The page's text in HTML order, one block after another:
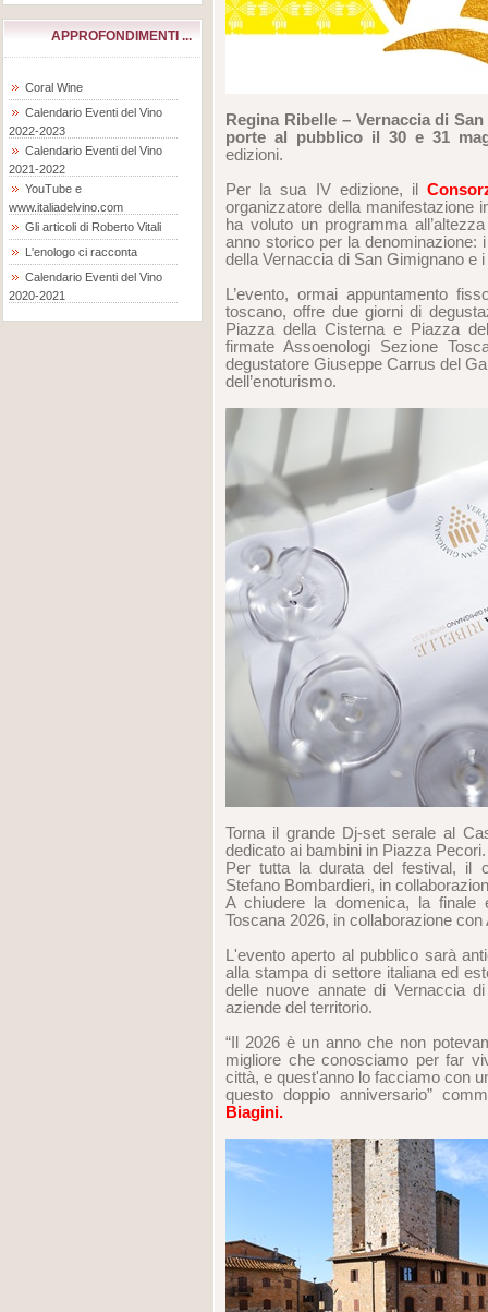
APPROFONDIMENTI ...
Coral Wine
Calendario Eventi del Vino
2022-2023
Calendario Eventi del Vino
2021-2022
YouTube e
www.italiadelvino.com
Gli articoli di Roberto Vitali
L'enologo ci racconta
Calendario Eventi del Vino
2020-2021
Regina Ribelle – Vernaccia di
porte al pubblico il 30 e 31
edizioni.
Per la sua IV edizione, il
organizzatore della manifestazione
ha voluto un programma
anno storico per la denominazione:
della Vernaccia di San Gimignano e
L’evento, ormai appuntamento
toscano, offre due giorni di
Piazza della Cisterna e Piazza
firmate Assoenologi Sezione
degustatore Giuseppe Carrus del
dell’enoturismo.
Torna il grande Dj-set serale al
dedicato ai bambini in Piazza Pecori.
Per tutta la durata del festival, il
Stefano Bombardieri, in
A chiudere la domenica, la finale
Toscana 2026, in collaborazione con
L'evento aperto al pubblico sarà
alla stampa di settore italiana ed
delle nuove annate di Vernaccia
aziende del territorio.
“Il 2026 è un anno che non
migliore che conosciamo per far
città, e quest'anno lo facciamo con
questo doppio anniversario”
Biagini.